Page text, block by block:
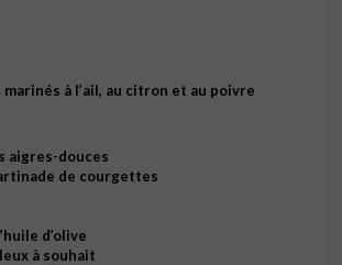
à l’ail, au citron et au poivre
aigres-douces
de courgettes
d’olive
à souhait